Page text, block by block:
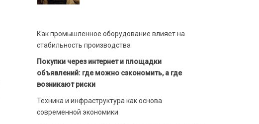
Как промышленное оборудование влияет на
стабильность производства
Покупки через интернет и площадки
объявлений: где можно сэкономить, а где
возникают риски
Техника и инфраструктура как основа
современной экономики